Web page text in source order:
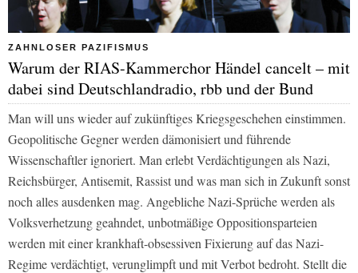
ZAHNLOSER PAZIFISMUS
Warum der RIAS-Kammerchor Händel cancelt – mit
dabei sind Deutschlandradio, rbb und der Bund
Man will uns wieder auf zukünftiges Kriegsgeschehen einstimmen.
Geopolitische Gegner werden dämonisiert und führende
Wissenschaftler ignoriert. Man erlebt Verdächtigungen als Nazi,
Reichsbürger, Antisemit, Rassist und was man sich in Zukunft sonst
noch alles ausdenken mag. Angebliche Nazi-Sprüche werden als
Volksverhetzung geahndet, unbotmäßige Oppositionsparteien
werden mit einer krankhaft-obsessiven Fixierung auf das Nazi-
Regime verdächtigt, verunglimpft und mit Verbot bedroht. Stellt die